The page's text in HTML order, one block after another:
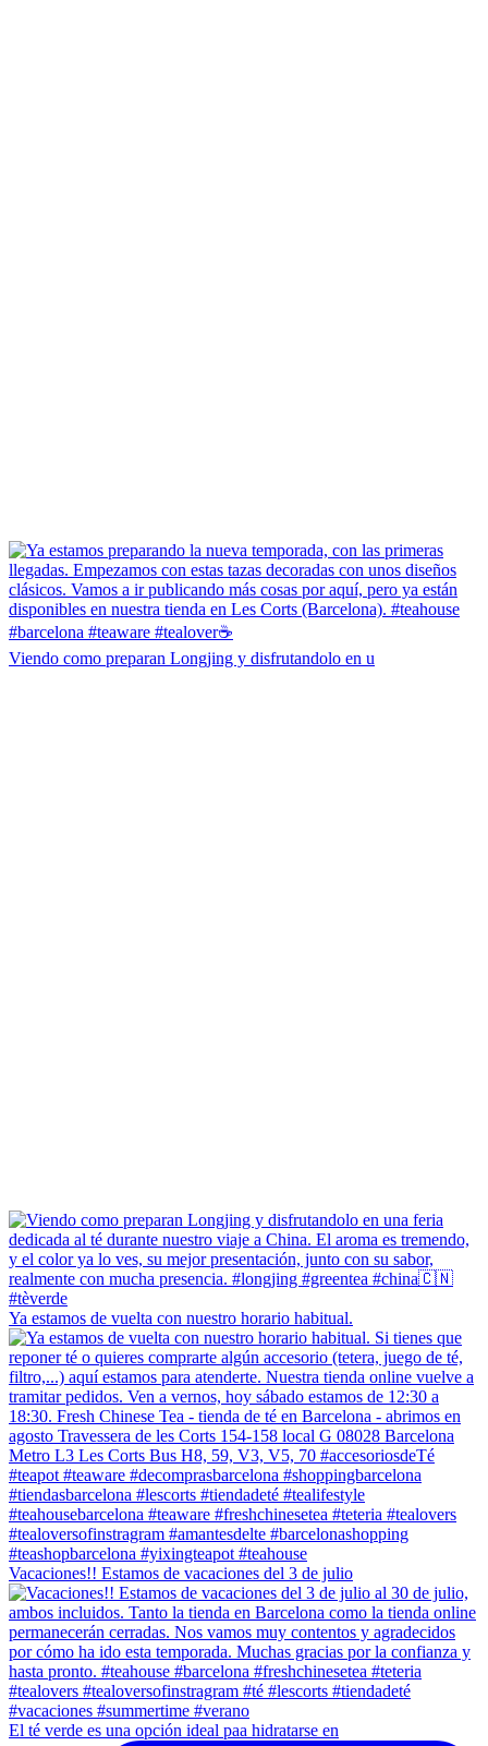
Viendo como preparan Longjing y disfrutandolo en u
Ya estamos de vuelta con nuestro horario habitual.
Vacaciones!! Estamos de vacaciones del 3 de julio
El té verde es una opción ideal paa hidratarse en